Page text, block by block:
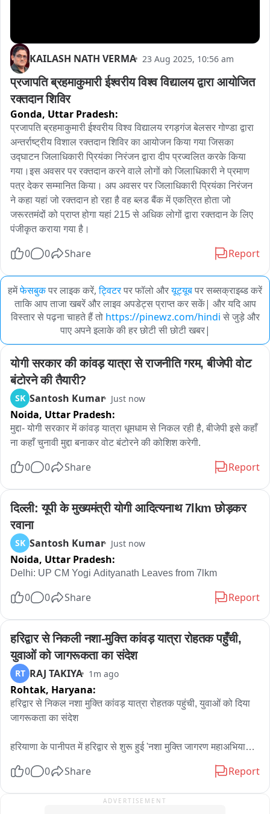
KAILASH NATH VERMA 23 Aug 2025, 10:56 am
प्रजापति ब्रहमाकुमारी ईश्वरीय विश्व विद्यालय द्वारा आयोजित
रक्तदान शिविर
Gonda, Uttar Pradesh:
प्रजापति ब्रहमाकुमारी ईश्वरीय विश्व विद्यालय रगड़गंज बेलसर गोण्डा द्वारा
अन्तर्राष्ट्रीय विशाल रक्तदान शिविर का आयोजन किया गया जिसका
उद्घाटन जिलाधिकारी प्रियंका निरंजन द्वारा दीप प्रज्वलित करके किया
गया।इस अवसर पर रक्तदान करने वाले लोगों को जिलाधिकारी ने प्रमाण
पत्र देकर सम्मानित किया। अप अवसर पर जिलाधिकारी प्रियंका निरंजन
ने कहा यहां जो रक्तदान हो रहा है वह ब्लड बैंक में एकत्रित होता जो
जरूरतमंदों को प्राप्त होगा यहां 215 से अधिक लोगों द्वारा रक्तदान के लिए
पंजीकृत कराया गया है।
0 0 Share Report
हमेंफेसबुकपर लाइक करें, ट्विटरपर फॉलो औरयूट्यूबपर सब्सक्राइब्ड करें
ताकि आप ताजा खबरें और लाइव अपडेट्स प्राप्त कर सकें| और यदि आप
विस्तार से पढ़ना चाहते हैं तो https://pinewz.com/hindi से जुड़े और
पाए अपने इलाके की हर छोटी सी छोटी खबर|
योगी सरकार की कांवड़ यात्रा से राजनीति गरम, बीजेपी वोट
बंटोरने की तैयारी?
SK Santosh Kumar Just now
Noida, Uttar Pradesh:
मुद्दा- योगी सरकार में कांवड़ यात्रा धूमधाम से निकल रही है, बीजेपी इसे कहाँ
ना कहाँ चुनावी मुद्दा बनाकर वोट बंटोरने की कोशिश करेगी.
0 0 Share Report
दिल्ली: यूपी के मुख्यमंत्री योगी आदित्यनाथ 7lkm छोड़कर
रवाना
SK Santosh Kumar Just now
Noida, Uttar Pradesh:
Delhi: UP CM Yogi Adityanath Leaves from 7lkm
0 0 Share Report
हरिद्वार से निकली नशा-मुक्ति कांवड़ यात्रा रोहतक पहुँची,
युवाओं को जागरूकता का संदेश
RT RAJ TAKIYA 1m ago
Rohtak, Haryana:
हरिद्वार से निकल नशा मुक्ति कांवड़ यात्रा रोहतक पहुंची, युवाओं को दिया
जागरूकता का संदेश
हरियाणा के पानीपत में हरिद्वार से शुरू हुई 'नशा मुक्ति जागरण महाअभियान
किया. अभिमन्यु सिंह यादव के नेतृत्व में निकाली जा रही यह यात्रा युवाओं को
0 0 Share Report
ADVERTISEMENT